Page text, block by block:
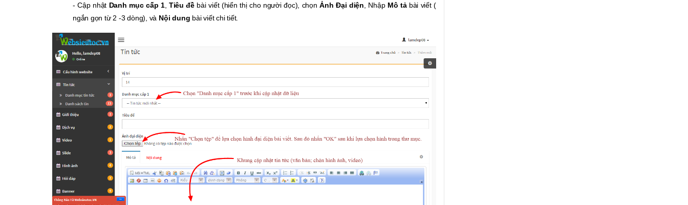
- Cập nhật Danh mục cấp 1, Tiêu đề bài viết (hiển thị cho người đọc), chọnẢnh Đại diện , Nhập Mô tảbài viết (
ngắn gọn từ 2 -3 dòng), và Nội dung bài viết chi tiết.